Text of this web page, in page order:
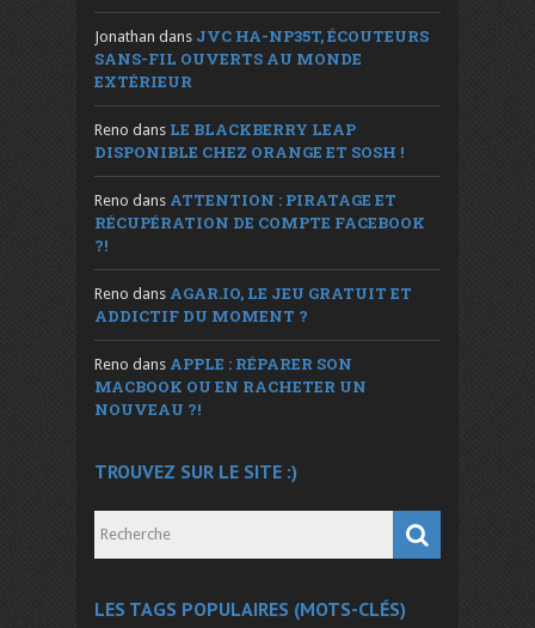
Jonathan dans JVC HA-NP35T, ÉCOUTEURS
SANS-FIL OUVERTS AU MONDE
EXTÉRIEUR
Reno dans LE BLACKBERRY LEAP
DISPONIBLE CHEZ ORANGE ET SOSH !
Reno dans ATTENTION : PIRATAGE ET
RÉCUPÉRATION DE COMPTE FACEBOOK
?!
Reno dans AGAR.IO, LE JEU GRATUIT ET
ADDICTIF DU MOMENT ?
Reno dans APPLE : RÉPARER SON
MACBOOK OU EN RACHETER UN
NOUVEAU ?!
TROUVEZ SUR LE SITE :)
LES TAGS POPULAIRES (MOTS-CLÉS)